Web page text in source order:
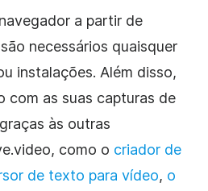
a partir de
necessários quaisquer
instalações. Além disso,
com as suas capturas de
às outras
como o criador de
de texto para vídeo, o